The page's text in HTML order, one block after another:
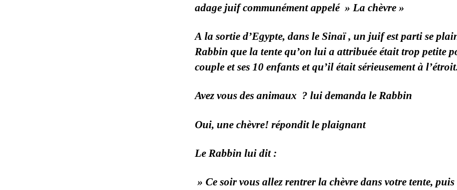
adage juif communément appelé » La chèvre »
A la sortie d’Egypte, dans le Sinaï , un juif est parti se
Rabbin que la tente qu’on lui a attribuée était trop petite
couple et ses 10 enfants et qu’il était sérieusement à
Avez vous des animaux ? lui demanda le Rabbin
Oui, une chèvre! répondit le plaignant
Le Rabbin lui dit :
» Ce soir vous allez rentrer la chèvre dans votre tente, puis